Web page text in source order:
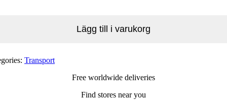
Lägg till i varukorg
Transport
Free worldwide deliveries
Find stores near you